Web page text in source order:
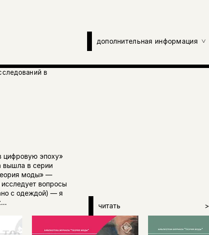
дополнительная информация
в
цифровую эпоху»
вышла в серии
моды» —
вопросы
с одеждой) — я
читать >